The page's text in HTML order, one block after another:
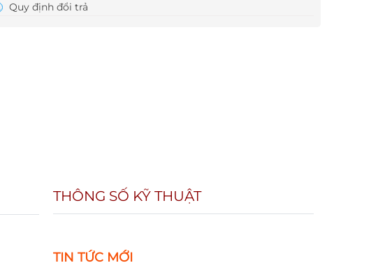
Quy định đổi trả
THÔNG SỐ KỸ THUẬT
TIN TỨC MỚI